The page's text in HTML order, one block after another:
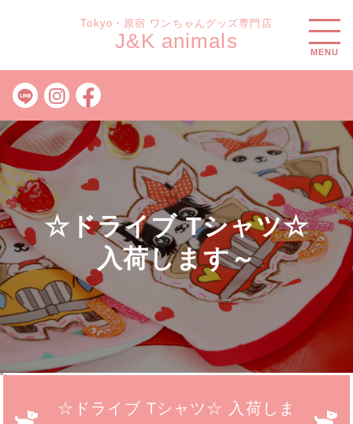
Tokyo・原宿 ワンちゃんグッズ専門店
J&K animals MENU
">
☆ドライブ Tシャツ☆
入荷します～
☆ドライブ Tシャツ☆ 入荷しま